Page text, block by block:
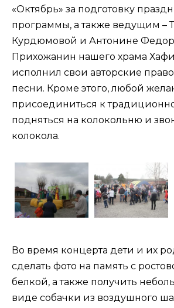
«Октябрь» за подготовку
программы, а также ведущим –
Курдюмовой и Антонине
Прихожанин нашего храма
исполнил свои авторские
песни. Кроме этого, любой
присоединиться к
подняться на колокольню и
колокола.
Во время концерта дети и их
сделать фото на память с
белкой, а также получить
виде собачки из воздушного